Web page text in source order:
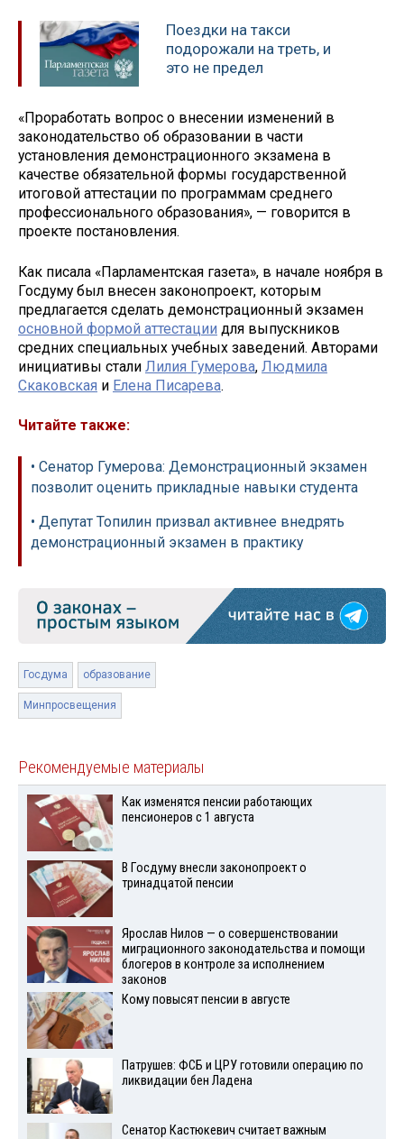
Поездки на такси
подорожали на треть, и
это не предел
«Проработать вопрос о внесении изменений в
законодательство об образовании в части
установления демонстрационного экзамена в
качестве обязательной формы государственной
итоговой аттестации по программам среднего
профессионального образования», — говорится в
проекте постановления.
Как писала «Парламентская газета», в начале ноября в
Госдуму был внесен законопроект, которым
предлагается сделать демонстрационный экзамен
основной формой аттестации для выпускников
средних специальных учебных заведений. Авторами
инициативы стали Лилия Гумерова, Людмила
Скаковская и Елена Писарева.
Читайте также:
• Сенатор Гумерова: Демонстрационный экзамен
позволит оценить прикладные навыки студента
• Депутат Топилин призвал активнее внедрять
демонстрационный экзамен в практику
Госдума образование
Минпросвещения
Рекомендуемые материалы
Как изменятся пенсии работающих
пенсионеров с 1 августа
В Госдуму внесли законопроект о
тринадцатой пенсии
Ярослав Нилов — о совершенствовании
миграционного законодательства и помощи
блогеров в контроле за исполнением
законов
Кому повысят пенсии в августе
Патрушев: ФСБ и ЦРУ готовили операцию по
ликвидации бен Ладена
Сенатор Кастюкевич считает важным